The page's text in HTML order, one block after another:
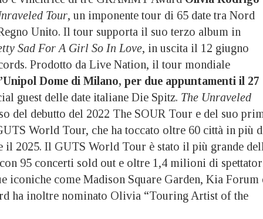
Tour, un imponente tour di 65 date tra Nord
Unito. Il tour supporta il suo terzo album in
Sad For A Girl So In Love, in uscita il 12 giugno
Prodotto da Live Nation, il tour mondiale
Dome di Milano, per due appuntamenti il 27
guest delle date italiane Die Spitz. The Unraveled
del debutto del 2022 The SOUR Tour e del suo
World Tour, che ha toccato oltre 60 città in più
il 2025. Il GUTS World Tour è stato il più grande
95 concerti sold out e oltre 1,4 milioni di
iconiche come Madison Square Garden, Kia Forum
ha inoltre nominato Olivia “Touring Artist of the